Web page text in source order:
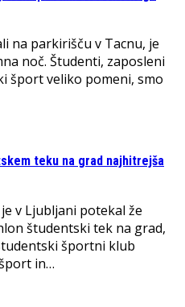
na parkirišču v Tacnu, je
noč. Študenti, zaposleni
šport veliko pomeni, smo
teku na grad najhitrejša
v Ljubljani potekal že
študentski tek na grad,
športni klub
in…